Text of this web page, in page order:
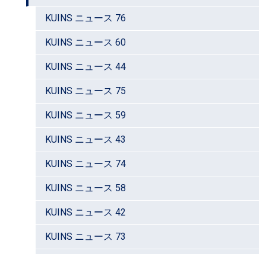
KUINS ニュース 76
KUINS ニュース 60
KUINS ニュース 44
KUINS ニュース 75
KUINS ニュース 59
KUINS ニュース 43
KUINS ニュース 74
KUINS ニュース 58
KUINS ニュース 42
KUINS ニュース 73